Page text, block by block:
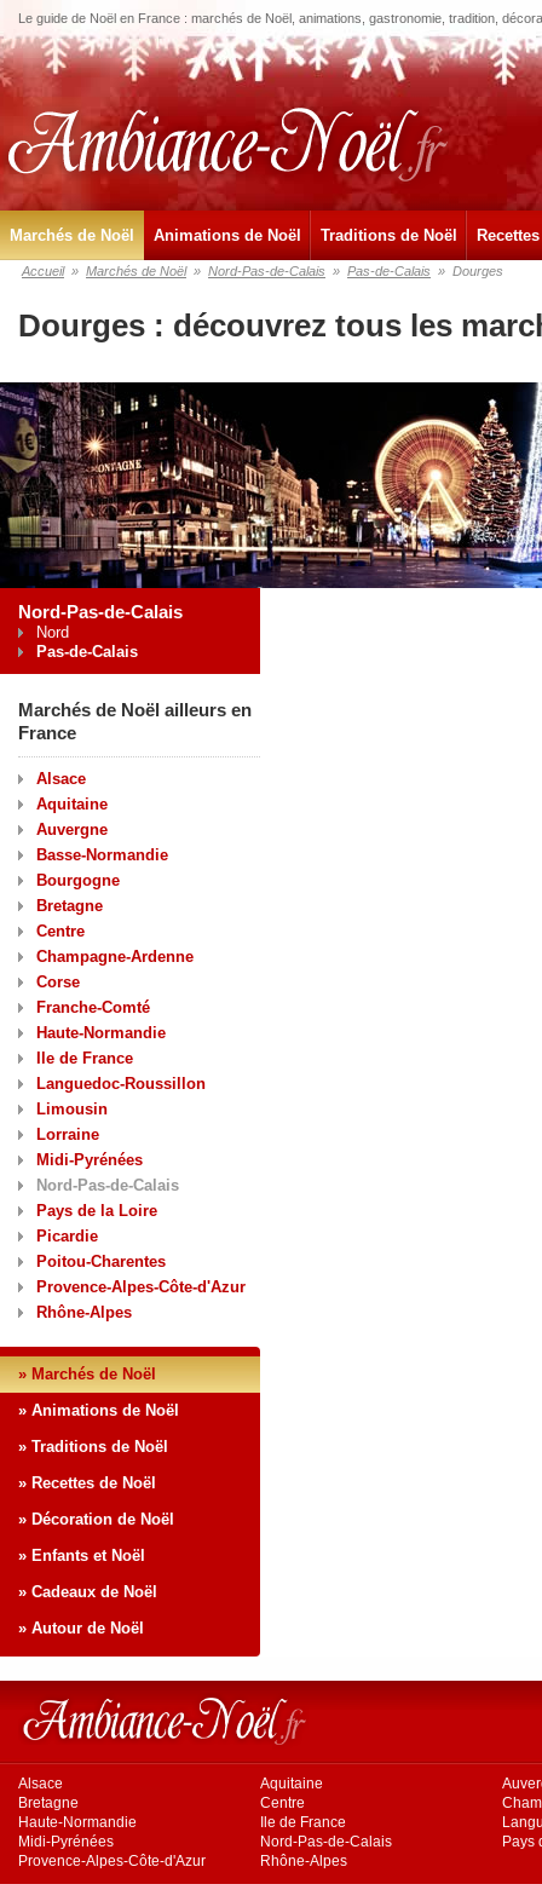
Le guide de Noël en France : marchés de Noël, animations, gastronomie, tradition,
Marchés de Noël Animations de Noël Traditions de Noël
Accueil » Marchés de Noël » Nord-Pas-de-Calais » Pas-de-Calais » Dourges
Dourges : découvrez tous les
Nord-Pas-de-Calais
Nord
Pas-de-Calais
Marchés de Noël ailleurs en
France
Alsace
Aquitaine
Auvergne
Basse-Normandie
Bourgogne
Bretagne
Centre
Champagne-Ardenne
Corse
Franche-Comté
Haute-Normandie
Ile de France
Languedoc-Roussillon
Limousin
Lorraine
Midi-Pyrénées
Nord-Pas-de-Calais
Pays de la Loire
Picardie
Poitou-Charentes
Provence-Alpes-Côte-d'Azur
Rhône-Alpes
» Marchés de Noël
» Animations de Noël
» Traditions de Noël
» Recettes de Noël
» Décoration de Noël
» Enfants et Noël
» Cadeaux de Noël
» Autour de Noël
Alsace Aquitaine
Bretagne
Centre
Haute-Normandie
Ile de France
Midi-Pyrénées
Nord-Pas-de-Calais
Pays
Provence-Alpes-Côte-d'Azur
Rhône-Alpes